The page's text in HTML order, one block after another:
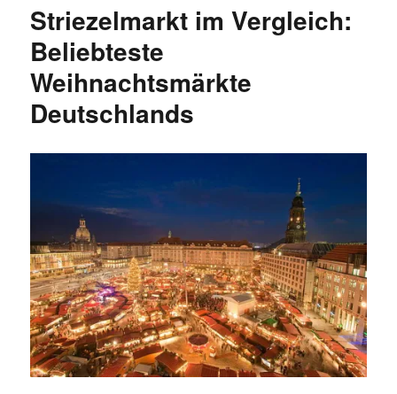
Dresden
Striezelmarkt im Vergleich:
Beliebteste
Weihnachtsmärkte
Deutschlands